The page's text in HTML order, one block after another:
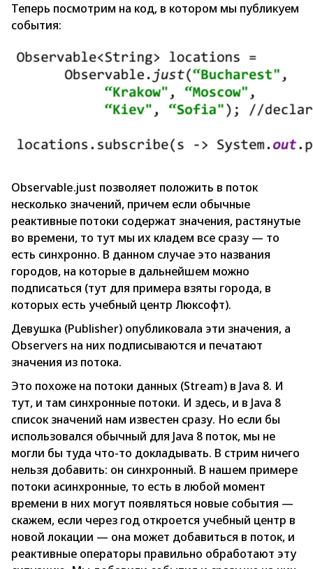
Теперь посмотрим на код, в котором мы публикуем
события:
Observable.just позволяет положить в поток
несколько значений, причем если обычные
реактивные потоки содержат значения, растянутые
во времени, то тут мы их кладем все сразу — то
есть синхронно. В данном случае это названия
городов, на которые в дальнейшем можно
подписаться (тут для примера взяты города, в
которых есть учебный центр Люксофт).
Девушка (Publisher) опубликовала эти значения, а
Observers на них подписываются и печатают
значения из потока.
Это похоже на потоки данных (Stream) в Java 8. И
тут, и там синхронные потоки. И здесь, и в Java 8
список значений нам известен сразу. Но если бы
использовался обычный для Java 8 поток, мы не
могли бы туда что-то докладывать. В стрим ничего
нельзя добавить: он синхронный. В нашем примере
потоки асинхронные, то есть в любой момент
времени в них могут появляться новые события —
скажем, если через год откроется учебный центр в
новой локации — она может добавиться в поток, и
реактивные операторы правильно обработают эту